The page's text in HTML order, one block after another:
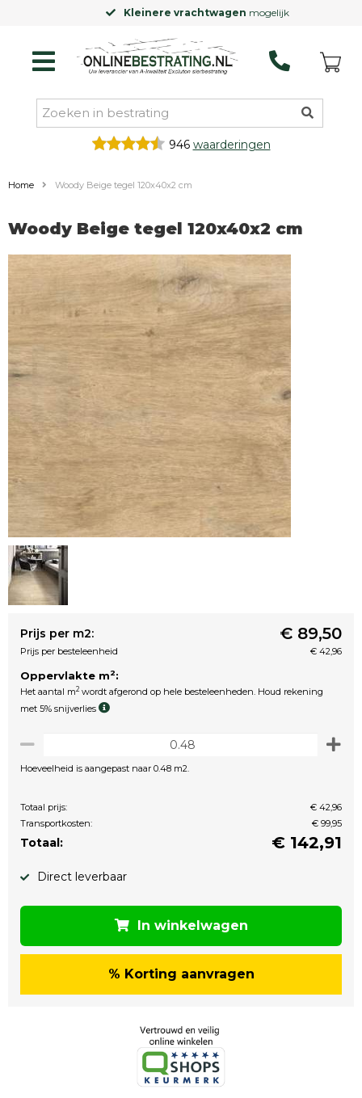
Kleinere vrachtwagenmogelijk
946 waarderingen
Home Woody Beige tegel 120x40x2 cm
Woody Beige tegel 120x40x2 cm
Prijs per m2: € 89,50
Prijs per besteleenheid € 42,96
Oppervlakte m2:
Het aantal m2 wordt afgerond op hele besteleenheden. Houd rekening
met 5% snijverlies
Hoeveelheid is aangepast naar 0.48 m2.
Totaal prijs:
€ 42,96
Transportkosten:
€ 99,95
Totaal: € 142,91
Direct leverbaar
In winkelwagen
% Korting aanvragen